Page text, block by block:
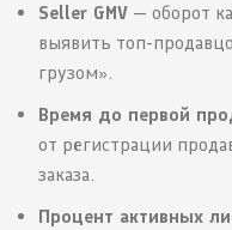
Seller GMV — оборот
выявить топ-
грузом».
Время до первой
от регистрации
заказа.
Процент активных